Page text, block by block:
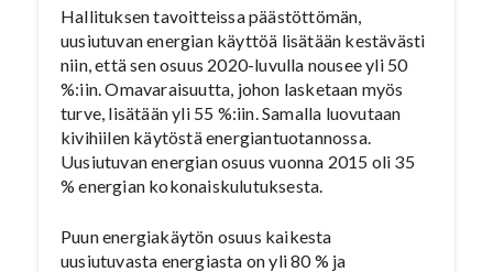
Hallituksen tavoitteissa päästöttömän,
uusiutuvan energian käyttöä lisätään kestävästi
niin, että sen osuus 2020-luvulla nousee yli 50
%:iin. Omavaraisuutta, johon lasketaan myös
turve, lisätään yli 55 %:iin. Samalla luovutaan
kivihiilen käytöstä energiantuotannossa.
Uusiutuvan energian osuus vuonna 2015 oli 35
% energian kokonaiskulutuksesta.
Puun energiakäytön osuus kaikesta
uusiutuvasta energiasta on yli 80 % ja